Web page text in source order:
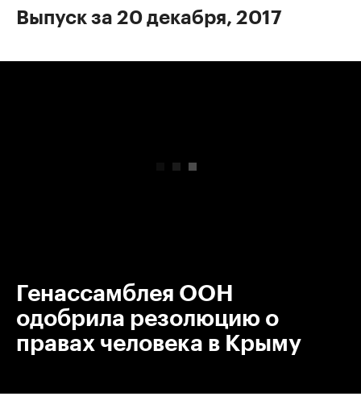
Выпуск за 20 декабря, 2017
Генассамблея ООН
одобрила резолюцию о
правах человека в Крыму